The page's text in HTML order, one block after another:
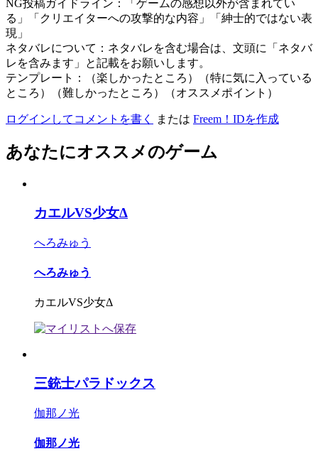
NG投稿ガイドライン：「ゲームの感想以外が含まれてい
る」「クリエイターへの攻撃的な内容」「紳士的ではない表
現」
ネタバレについて：ネタバレを含む場合は、文頭に「ネタバ
レを含みます」と記載をお願いします。
テンプレート：（楽しかったところ）（特に気に入っている
ところ）（難しかったところ）（オススメポイント）
ログインしてコメントを書く または Freem！IDを作成
あなたにオススメのゲーム
カエルVS少女Δ
へろみゅう
へろみゅう
カエルVS少女Δ
三銃士パラドックス
伽那ノ光
伽那ノ光